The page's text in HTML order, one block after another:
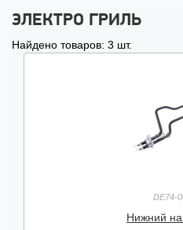
ЭЛЕКТРО ГРИЛЬ
Найдено товаров: 3 шт.
DE74-
Нижний